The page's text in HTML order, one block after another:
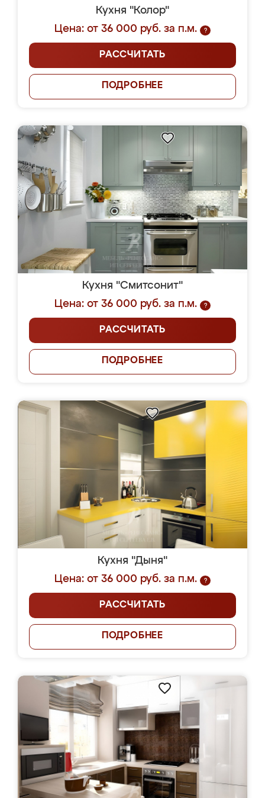
Кухня "Колор"
Цена: от 36 000 руб. за п.м.
?
РАССЧИТАТЬ
ПОДРОБНЕЕ
Кухня "Смитсонит"
Цена: от 36 000 руб. за п.м.
?
РАССЧИТАТЬ
ПОДРОБНЕЕ
Кухня "Дыня"
Цена: от 36 000 руб. за п.м.
?
РАССЧИТАТЬ
ПОДРОБНЕЕ